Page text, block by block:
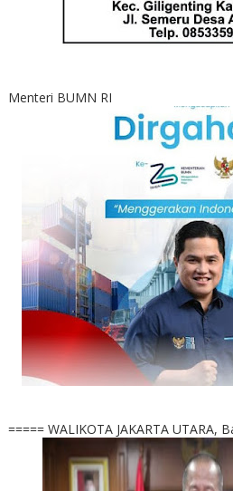
Menteri BUMN RI
===== WALIKOTA JAKARTA UTARA,